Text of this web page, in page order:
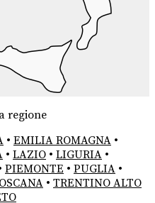
regione
• EMILIA ROMAGNA •
• LAZIO • LIGURIA •
PIEMONTE • PUGLIA •
• TRENTINO ALTO